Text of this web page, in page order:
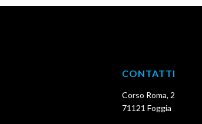
CONTATTI
Corso Roma, 2
71121 Foggia